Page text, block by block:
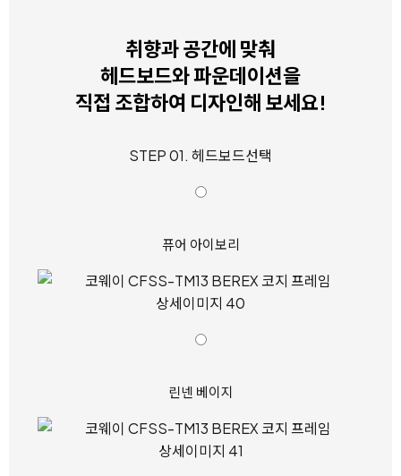
취향과 공간에 맞춰
헤드보드와 파운데이션을
직접 조합하여 디자인해 보세요!
STEP 01. 헤드보드선택
퓨어 아이보리
린넨 베이지